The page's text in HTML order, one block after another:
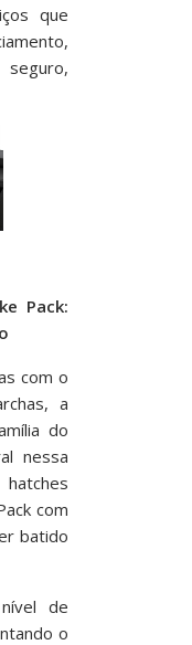
que
Pack:
com o
a
do
nessa
com
batido
de
o